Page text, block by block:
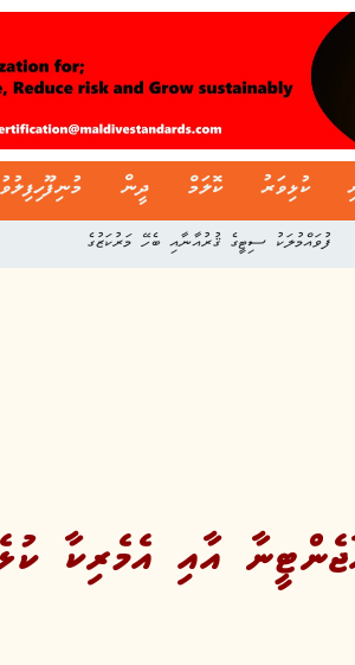
ކުޅިވަރު ކޮލަމް ދީން
ފުވައްމުލަކު ސިޓީގެ ޤުރުއާނާއި ބެހޭ މަރުކަޒުގެ
އާއި އެމެރިކާ